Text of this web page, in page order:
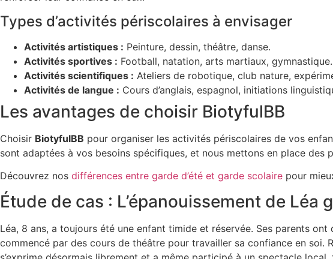
Types d’activités périscolaires à envisager
Activités artistiques : Peinture, dessin, théâtre, danse.
Activités sportives : Football, natation, arts martiaux, gymnastique.
Activités scientifiques : Ateliers de robotique, club nature,
Activités de langue : Cours d’anglais, espagnol, initiations
Les avantages de choisir BiotyfulBB
Choisir BiotyfulBB pour organiser les activités périscolaires de vos
sont adaptées à vos besoins spécifiques, et nous mettons en place
Découvrez nos différences entre garde d’été et garde scolaire pour
Étude de cas : L’épanouissement de
Léa, 8 ans, a toujours été une enfant timide et réservée. Ses parents
commencé par des cours de théâtre pour travailler sa confiance en soi.